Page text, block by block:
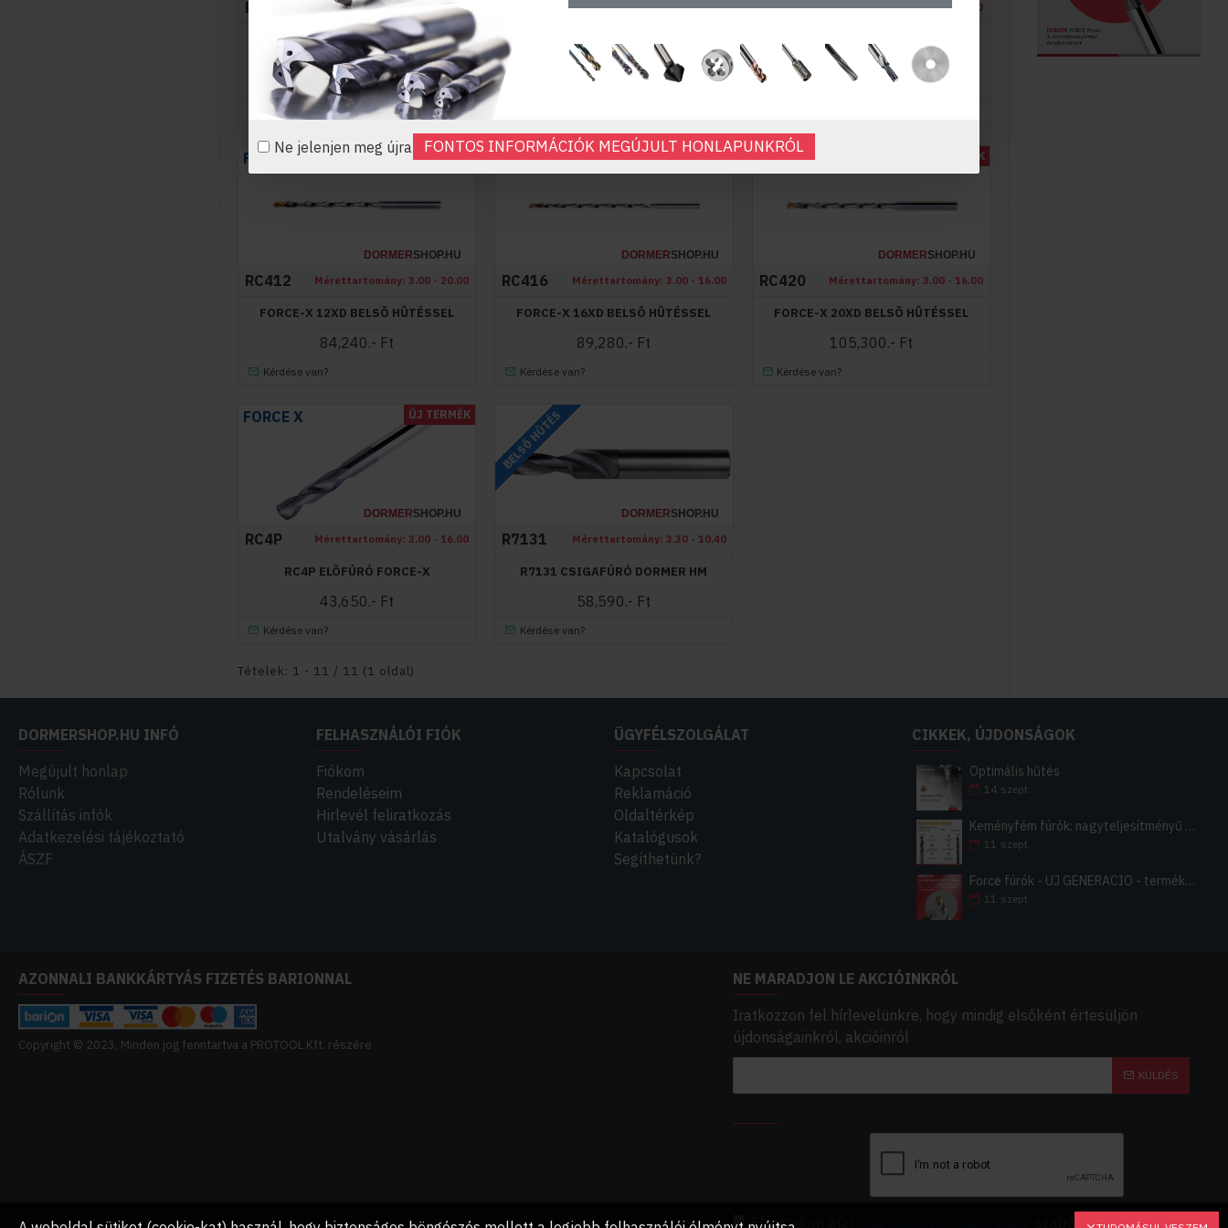
FONTOS INFORMÁCIÓK MEGÚJULT HONLAPUNKRÓL
Ne jelenjen meg újra
RC405 Mérettartomány: 3.00 - 20.00
FORCE-X 5XD BELSŐ HŰTÉSSEL
37,440.- Ft
Kérdése van?
Mérettartomány: 0.7 - 2.95
HŰTÉSSEL
40,950.- Ft
RC408 Mérettartomány: 3.00 - 16.00
72,810.- Ft
DORMERSHOP.HU
FORCE X ÚJ TERMÉK
RC412 Mérettartomány: 3.00 - 20.00
FORCE-X 12XD BELSÕ HÛTÉSSEL
84,240.- Ft
Kérdése van?
DORMERSHOP.HU
FORCE X ÚJ TERMÉK
RC416 Mérettartomány: 3.00 - 16.00
FORCE-X 16XD BELSÕ HÛTÉSSEL
89,280.- Ft
Kérdése van?
DORMERSHOP.HU
FORCE X ÚJ TERMÉK
RC420 Mérettartomány: 3.00 - 16.00
FORCE-X 20XD BELSÕ HÛTÉSSEL
105,300.- Ft
Kérdése van?
DORMERSHOP.HU
FORCE X ÚJ TERMÉK
RC4P Mérettartomány: 3.00 - 16.00
RC4P ELÕFÚRÓ FORCE-X
43,650.- Ft
Kérdése van?
DORMERSHOP.HU
BELSŐ HŰTÉS
R7131 Mérettartomány: 3.30 - 10.40
R7131 CSIGAFÚRÓ DORMER HM
58,590.- Ft
Kérdése van?
Tételek: 1 - 11 / 11 (1 oldal)
DORMERSHOP.HU INFÓ
Megújult honlap
Rólunk
Szállítás infók
Adatkezelési tájékoztató
ÁSZF
FELHASZNÁLÓI FIÓK
Fiókom
Rendeléseim
Hirlevél feliratkozás
Utalvány vásárlás
ÜGYFÉLSZOLGÁLAT
Kapcsolat
Reklamáció
Oldaltérkép
Katalógusok
Segíthetünk?
CIKKEK, ÚJDONSÁGOK
Optimális hűtés
14 szept.
Keményfém fúrók: nagyteljesítményű vagy általános
11 szept.
Force fúrók - ÚJ GENERÁCIÓ - termékfejlesztés
11 szept.
AZONNALI BANKKÁRTYÁS FIZETÉS BARIONNAL
Copyright © 2023, Minden jog fenntartva a PROTOOL Kft. részére
NE MARADJON LE AKCIÓINKRÓL
Iratkozzon fel hírlevelünkre, hogy mindig elsőként értesüljön
újdonságainkról, akcióinról
KÜLDÉS
Elfogadom a(z) szabályzatot.